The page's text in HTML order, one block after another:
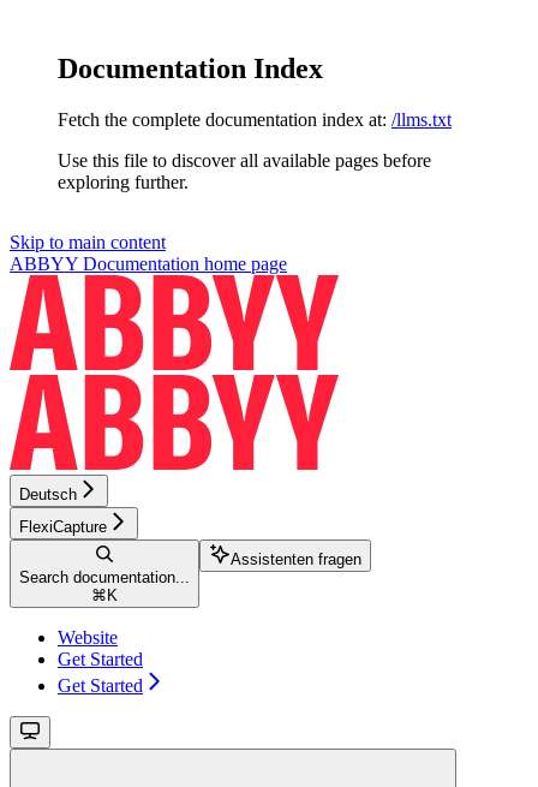
Documentation Index
Fetch the complete documentation index at: /llms.txt
Use this file to discover all available pages before
exploring further.
Skip to main content
ABBYY Documentation home page
Deutsch
FlexiCapture
Search documentation...
⌘ K
Assistenten fragen
Website
Get Started
Get Started